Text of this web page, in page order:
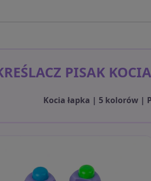
PISAK
Kocia łapka | 5 kolorów |